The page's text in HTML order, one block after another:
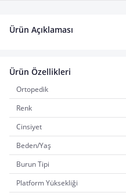
Ürün Açıklaması
Ürün Özellikleri
Ortopedik
Renk
Cinsiyet
Beden/Yaş
Burun Tipi
Platform Yüksekliği